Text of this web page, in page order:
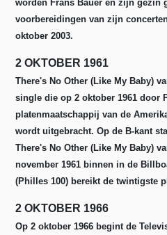
worden Frans Bauer en zijn gezin
voorbereidingen van zijn
oktober 2003.
2 OKTOBER 1961
There's No Other (Like My Baby)
single die op 2 oktober 1961 door
platenmaatschappij van de
wordt uitgebracht. Op de B-kant
There's No Other (Like My Baby)
november 1961 binnen in de
(Philles 100) bereikt de twintigste
2 OKTOBER 1966
Op 2 oktober 1966 begint de